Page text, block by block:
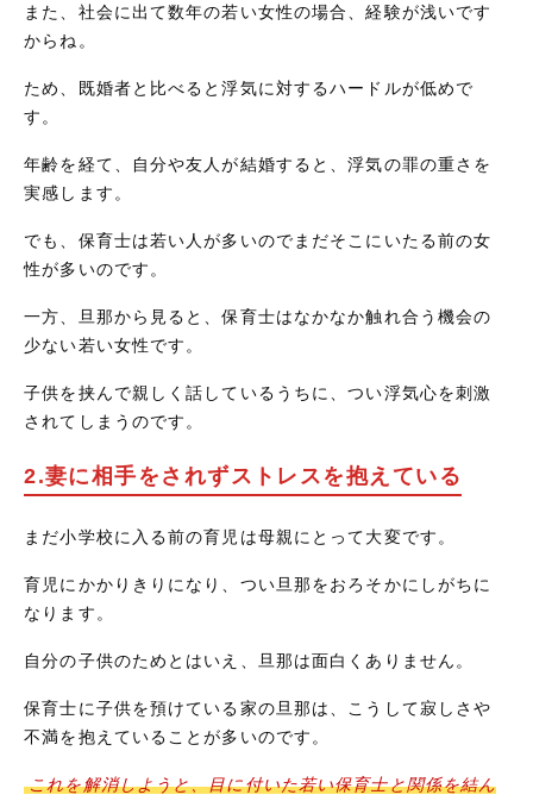
また、社会に出て数年の若い女性の場合、経験が浅いです
からね。
ため、既婚者と比べると浮気に対するハードルが低めで
す。
年齢を経て、自分や友人が結婚すると、浮気の罪の重さを
実感します。
でも、保育士は若い人が多いのでまだそこにいたる前の女
性が多いのです。
一方、旦那から見ると、保育士はなかなか触れ合う機会の
少ない若い女性です。
子供を挟んで親しく話しているうちに、つい浮気心を刺激
されてしまうのです。
2.妻に相手をされずストレスを抱えている
まだ小学校に入る前の育児は母親にとって大変です。
育児にかかりきりになり、つい旦那をおろそかにしがちに
なります。
自分の子供のためとはいえ、旦那は面白くありません。
保育士に子供を預けている家の旦那は、こうして寂しさや
不満を抱えていることが多いのです。
これを解消しようと、目に付いた若い保育士と関係を結ん